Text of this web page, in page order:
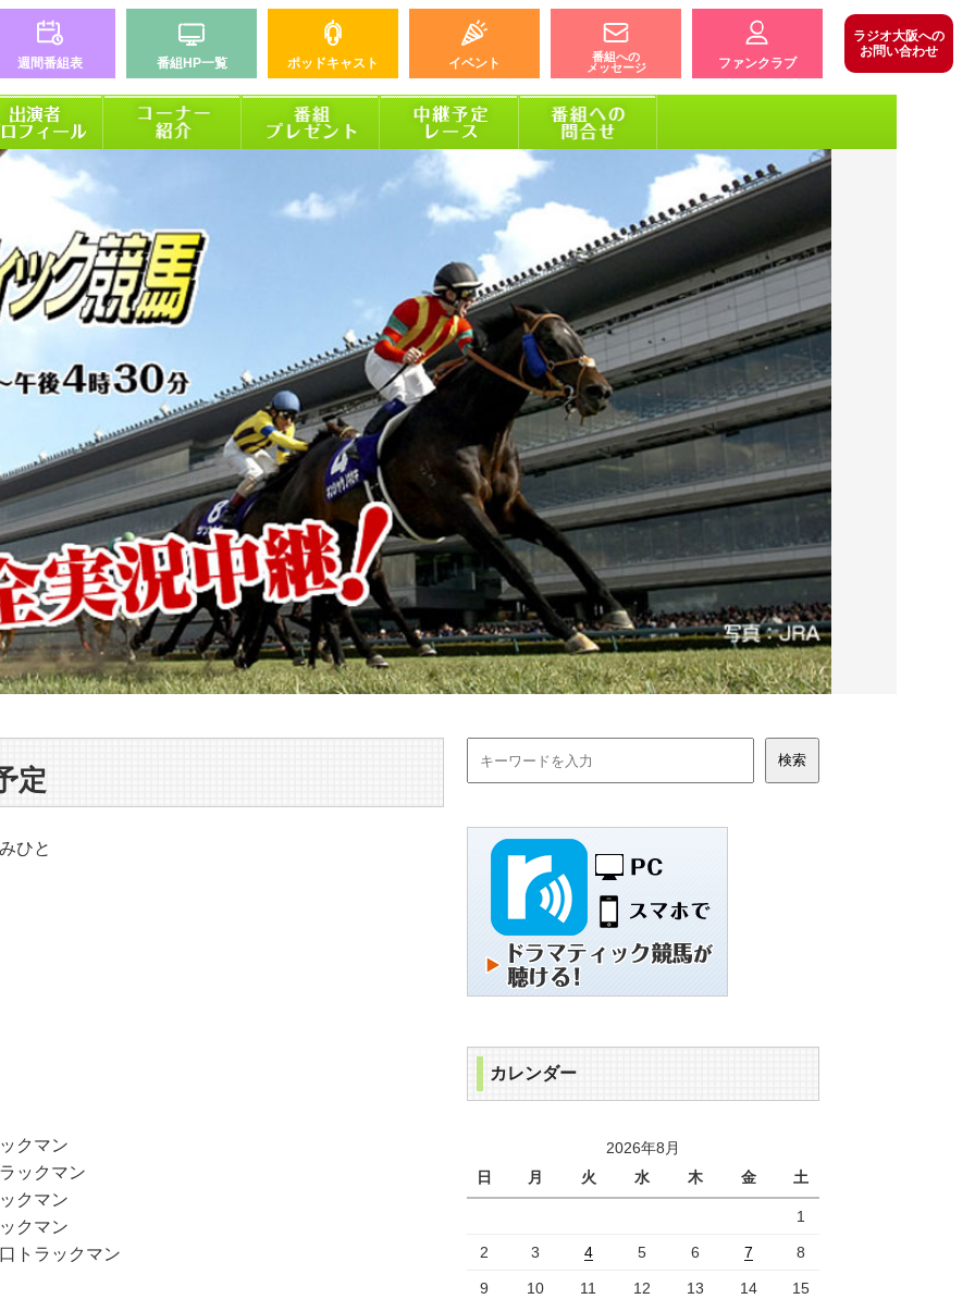
週間番組表 番組HP一覧 ポッドキャスト イベント
番組への
メッセージ
ファンクラブ
ラジオ大阪への
お問い合わせ
定
ひと
クマン
ックマン
クマン
クマン
トラックマン
カレンダー
2026年8月
日
月 火 水 木 金 土
1
2 3 4 5 6 7 8
9 10 11 12 13 14 15